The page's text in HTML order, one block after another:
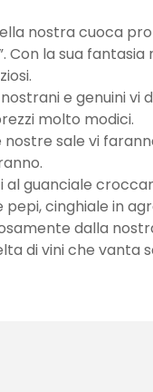
nostra cuoca
Con la sua
e genuini
molto modici.
sale vi
guanciale
pepi, cinghiale in
dalla
di vini che vanta